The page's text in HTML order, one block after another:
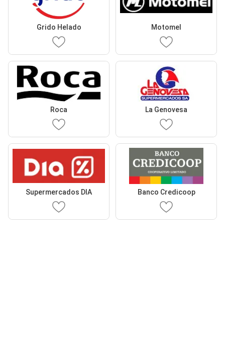
Grido Helado Motomel
Roca La Genovesa
Supermercados DIA Banco Credicoop